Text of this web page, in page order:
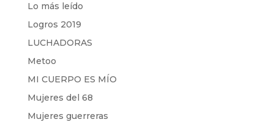
Lo más leído
Logros 2019
LUCHADORAS
Metoo
MI CUERPO ES MÍO
Mujeres del 68
Mujeres guerreras